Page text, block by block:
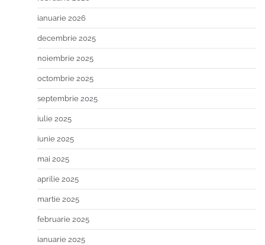
ianuarie 2026
decembrie 2025
noiembrie 2025
octombrie 2025
septembrie 2025
iulie 2025
iunie 2025
mai 2025
aprilie 2025
martie 2025
februarie 2025
ianuarie 2025